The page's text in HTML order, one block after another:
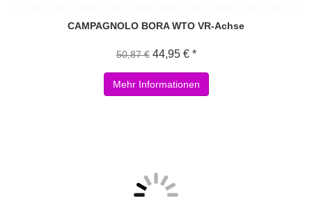
CAMPAGNOLO BORA WTO VR-Achse
50,87 € 44,95 € *
Mehr Informationen